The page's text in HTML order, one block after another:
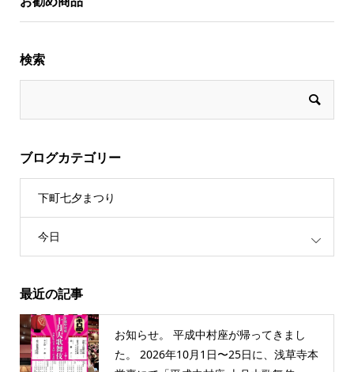
検索
ブログカテゴリー
下町七夕まつり
今日
最近の記事
お知らせ。 平成中村座が帰ってきまし
た。 2026年10月1日〜25日に、浅草寺本